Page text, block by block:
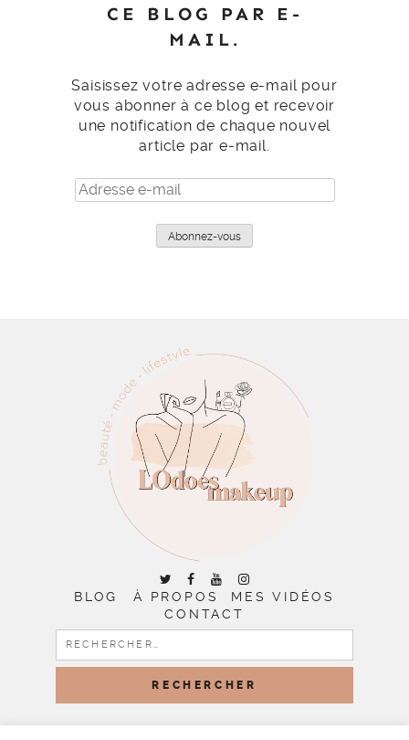
CE BLOG PAR E-
MAIL.
Saisissez votre adresse e-mail pour
vous abonner à ce blog et recevoir
une notification de chaque nouvel
article par e-mail.
Adresse
e-
Abonnez-vous
BLOG À PROPOS
MES VIDÉOS
CONTACT
RECHERCHER :